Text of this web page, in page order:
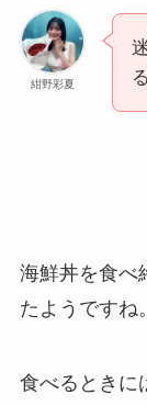
紺野彩夏
海鮮丼を食べ
たようですね。
食べるときに